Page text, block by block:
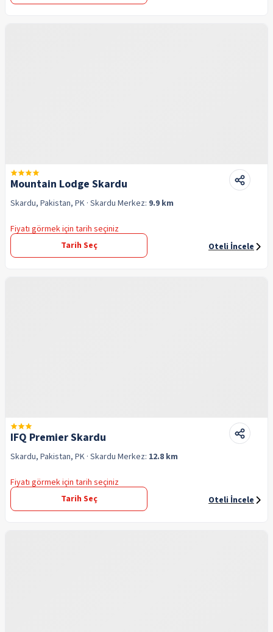
Mountain Lodge Skardu
Skardu, Pakistan, PK · Skardu Merkez: 9.9 km
Fiyatı görmek için tarih seçiniz
Tarih Seç
Oteli İncele
IFQ Premier Skardu
Skardu, Pakistan, PK · Skardu Merkez: 12.8 km
Fiyatı görmek için tarih seçiniz
Tarih Seç
Oteli İncele